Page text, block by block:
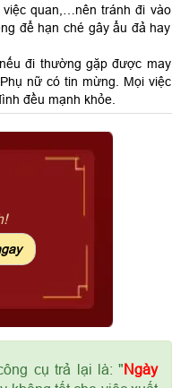
quan,…nên tránh đi vào
để hạn ché gây ẩu đả hay
đi thường gặp được may
nữ có tin mừng. Mọi việc
đều mạnh khỏe.
cụ trả lại là: "Ngày